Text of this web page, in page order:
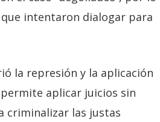
intentaron dialogar para
la represión y la aplicación
aplicar juicios sin
criminalizar las justas